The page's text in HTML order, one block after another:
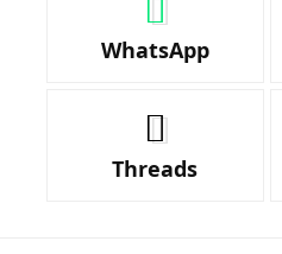
WhatsApp
Threads